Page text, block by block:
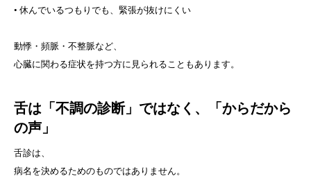
• 休んでいるつもりでも、緊張が抜けにくい
動悸・頻脈・不整脈など、
心臓に関わる症状を持つ方に見られることもあります。
舌は「不調の診断」ではなく、「からだから
の声」
舌診は、
病名を決めるためのものではありません。